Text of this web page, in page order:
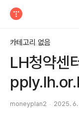
카테고리 없음
LH청약센
moneyplan2 2025. 6.